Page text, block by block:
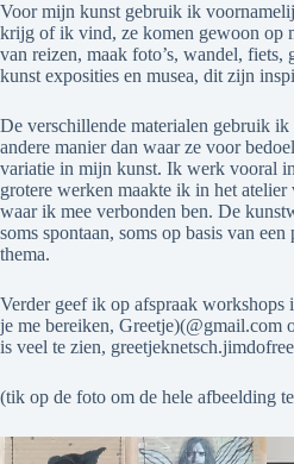
Voor mijn kunst gebruik ik
krijg of ik vind, ze komen gewoon op
van reizen, maak foto’s, wandel, fiets,
kunst exposities en musea, dit zijn
De verschillende materialen gebruik
andere manier dan waar ze voor
variatie in mijn kunst. Ik werk vooral
grotere werken maakte ik in het atelier
waar ik mee verbonden ben. De
soms spontaan, soms op basis van
thema.
Verder geef ik op afspraak
je me bereiken,
is veel te zien,
(tik op de foto om de hele afbeelding